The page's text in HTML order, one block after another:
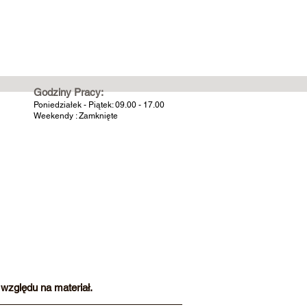
Godziny Pracy:
Poniedziałek - Piątek: 09.00 - 17.00
Weekendy : Zamknięte
na materiał.